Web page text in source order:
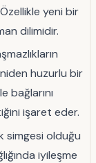
yeni bir
dilimidir.
huzurlu bir
bağlarını
işaret eder.
simgesi olduğu
iyileşme